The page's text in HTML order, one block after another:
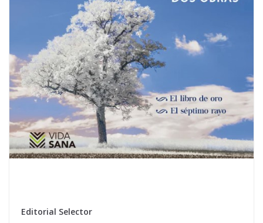
Editorial Selector